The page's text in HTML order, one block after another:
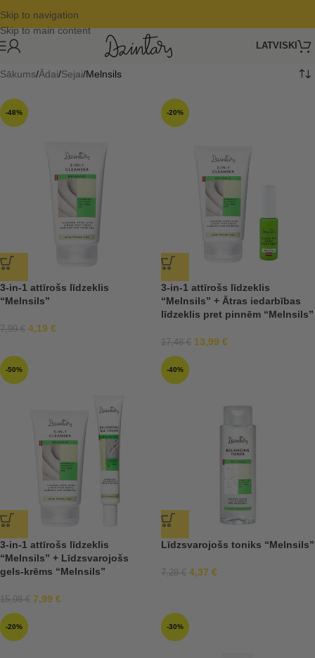
Skip to navigation
Skip to main content
LATVISKI
Sākums Ādai Sejai Melnsils
-48%
3-in-1 attīrošs līdzeklis
“Melnsils”
7,99€ 4,19 €
-20%
3-in-1 attīrošs līdzeklis
“Melnsils” + Ātras iedarbības
līdzeklis pret pinnēm “Melnsils”
17,48€ 13,99 €
-50%
3-in-1 attīrošs līdzeklis
“Melnsils” + Līdzsvarojošs
gels-krēms “Melnsils”
15,98€ 7,99 €
-40%
Līdzsvarojošs toniks “Melnsils”
7,28€ 4,37 €
-20% -30%